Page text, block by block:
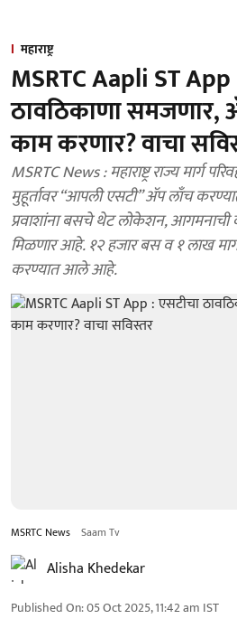
महाराष्ट्र
MSRTC Aapli ST
ठावठिकाणा
काम करणार? वाचा
MSRTC News : महाराष्ट्र राज्य मार्ग
मुहूर्तावर “आपली एसटी” ॲप लाँच
प्रवाशांना बसचे थेट लोकेशन, आगमनाची
मिळणार आहे. १२ हजार बस व १ लाख
करण्यात आले आहे.
MSRTC News Saam Tv
Alisha Khedekar
Published On:05 Oct 2025, 11:42 am IST